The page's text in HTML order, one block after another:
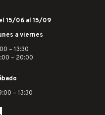
15/06 al 15/09
a viernes
– 13:30
– 20:00
– 13:30